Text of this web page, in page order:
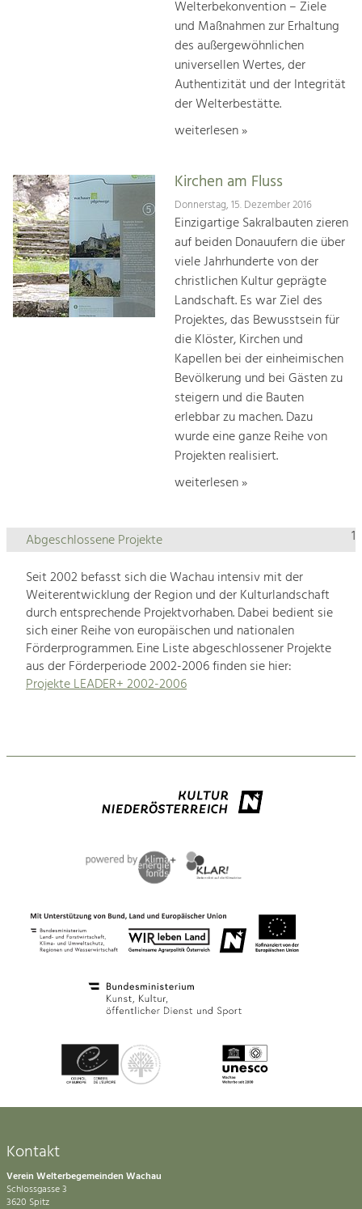
Welterbekonvention – Ziele
und Maßnahmen zur Erhaltung
des außergewöhnlichen
universellen Wertes, der
Authentizität und der Integrität
der Welterbestätte.
weiterlesen »
Kirchen am Fluss
Donnerstag, 15. Dezember 2016
Einzigartige Sakralbauten zieren
auf beiden Donauufern die über
viele Jahrhunderte von der
christlichen Kultur geprägte
Landschaft. Es war Ziel des
Projektes, das Bewusstsein für
die Klöster, Kirchen und
Kapellen bei der einheimischen
Bevölkerung und bei Gästen zu
steigern und die Bauten
erlebbar zu machen. Dazu
wurde eine ganze Reihe von
Projekten realisiert.
weiterlesen »
1
Abgeschlossene Projekte
Seit 2002 befasst sich die Wachau intensiv mit der
Weiterentwicklung der Region und der Kulturlandschaft
durch entsprechende Projektvorhaben. Dabei bedient sie
sich einer Reihe von europäischen und nationalen
Förderprogrammen. Eine Liste abgeschlossener Projekte
aus der Förderperiode 2002-2006 finden sie hier:
Projekte LEADER+ 2002-2006
Kontakt
Verein Welterbegemeinden Wachau
Schlossgasse 3
3620 Spitz